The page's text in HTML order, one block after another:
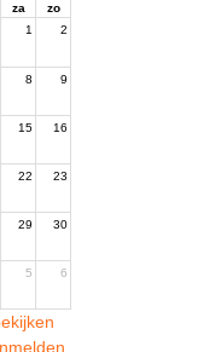
za
zo
1 2
8 9
15 16
22 23
29 30
5 6